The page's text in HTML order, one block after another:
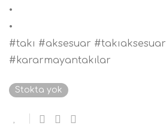
•
•
#takı #aksesuar #takıaksesuar
#kararmayantakılar
Stokta yok